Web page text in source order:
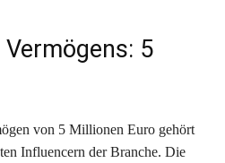
5
von 5 Millionen Euro gehört
Influencern der Branche. Die